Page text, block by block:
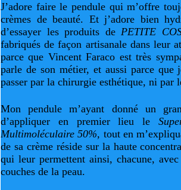
J’adore faire le pendule qui m’offre
crèmes de beauté. Et j’adore bien
d’essayer les produits de PETITE
fabriqués de façon artisanale dans leur
parce que Vincent Faraco est très
parle de son métier, et aussi parce
passer par la chirurgie esthétique, ni par
Mon pendule m’ayant donné un
d’appliquer en premier lieu le
Multimoléculaire 50%, tout en
de sa crème réside sur la haute
qui leur permettent ainsi, chacune,
couches de la peau.